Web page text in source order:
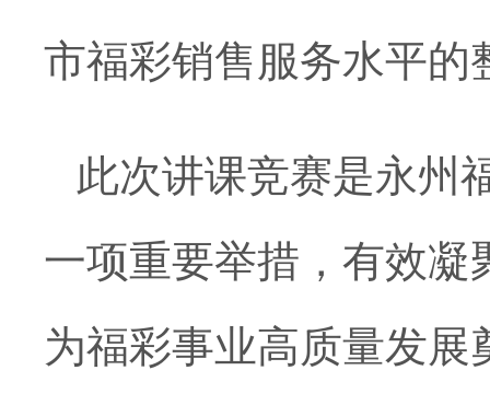
市福彩销售服务水平的
此次讲课竞赛是永州
一项重要举措，有效凝
为福彩事业高质量发展